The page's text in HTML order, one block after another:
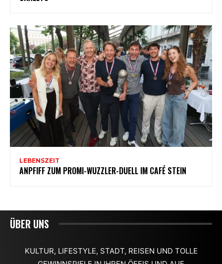
ÜBER UNS
KULTUR, LIFESTYLE, STADT, REISEN UND TOLLE